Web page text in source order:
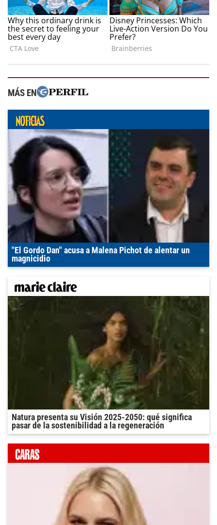
MÁS EN
"El Gordo Dan" acusa a Malena Pichot de alentar un
magnicidio
Natura presenta su Visión 2025-2050: qué significa
pasar de la sostenibilidad a la regeneración